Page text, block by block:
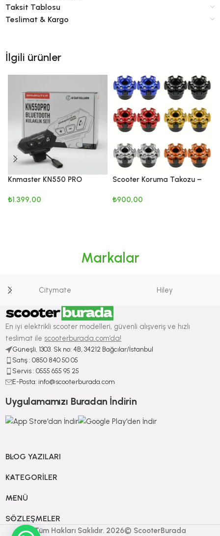
Taksit Tablosu
Teslimat & Kargo
İlgili ürünler
Knmaster KN550 PRO
Mikrofon Seti
₺1.399,00
Scooter Koruma Takozu –
₺900,00
Markalar
Citymate Hiley
En iyi elektrikli scooter modelleri, güvenli alışveriş ve hızlı
teslimat ile scooterburada.com’da!
Güneşli, 1303. Sk no: 4B, 34212 Bağcılar/İstanbul
Satış : ⁠0850 840 50 05
Servis : 0555 655 95 25
E-Posta: info@scooterburada.com
Uygulamamızı Buradan İndirin
BLOG YAZILARI
KATEGORILER
MENÜ
SÖZLEŞMELER
Tüm Hakları Saklıdır. 2026© ScooterBurada